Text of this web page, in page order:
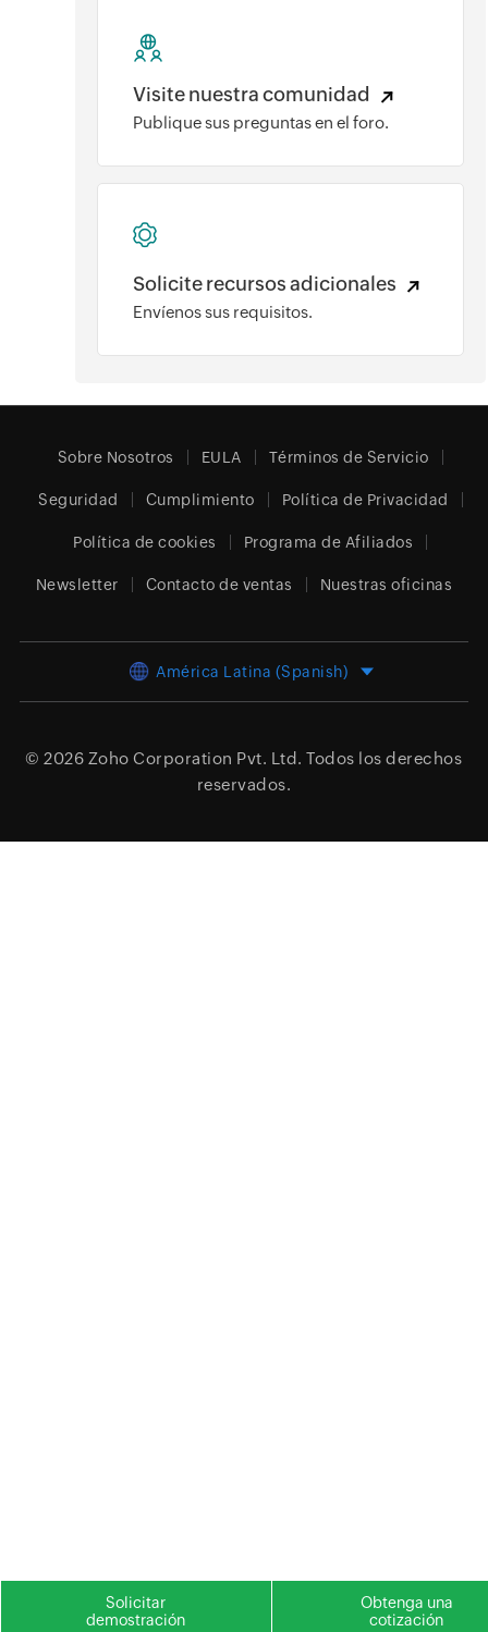
Visite nuestra comunidad
Publique sus preguntas en el foro.
Solicite recursos adicionales
Envíenos sus requisitos.
Sobre Nosotros EULA Términos de Servicio
Seguridad Cumplimiento Política de Privacidad
Política de cookies Programa de Afiliados
Newsletter Contacto de ventas Nuestras oficinas
América Latina (Spanish)
© 2026 Zoho Corporation Pvt. Ltd. Todos los derechos
reservados.
Solicitar
demostración
Obtenga una
cotización